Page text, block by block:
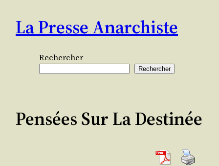
contenu
La Presse Anarchiste
Rechercher
Rechercher
Pensées Sur La Destinée